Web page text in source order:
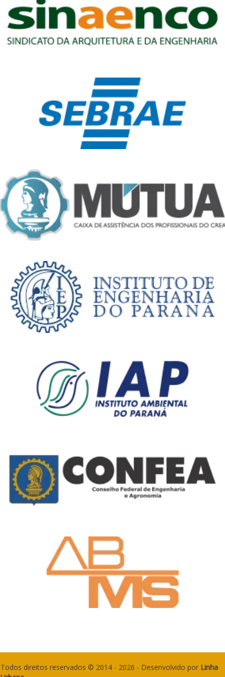
Todos direitos reservados © 2014 - 2026 - Desenvolvido por Linha